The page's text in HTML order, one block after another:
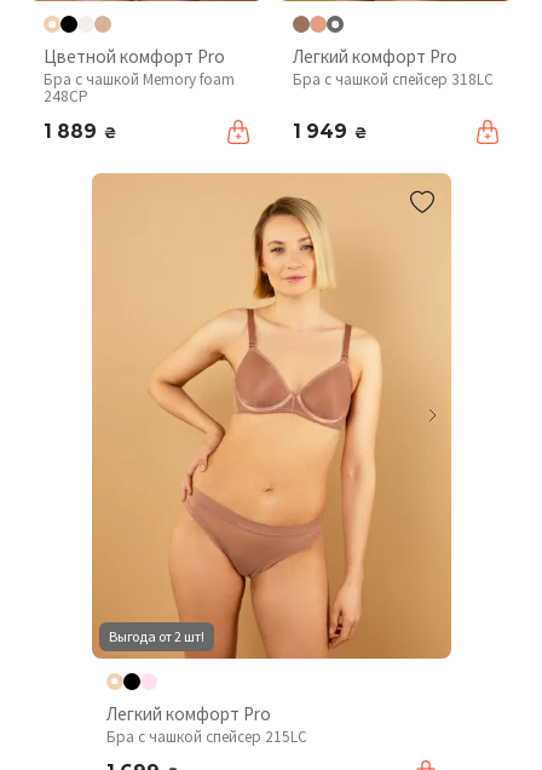
Цветной комфорт Pro
Бра с чашкой Memory foam
248CP
1 889 ₴
Легкий комфорт Pro
Бра с чашкой спейсер 318LC
1 949 ₴
Выгода от 2 шт!
Легкий комфорт Pro
Бра с чашкой спейсер 215LC